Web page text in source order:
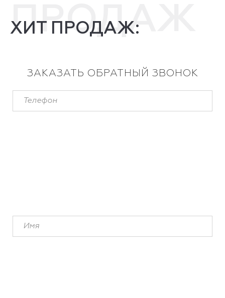
ПРОДАЖ
ХИТ ПРОДАЖ:
ЗАКАЗАТЬ ОБРАТНЫЙ ЗВОНОК